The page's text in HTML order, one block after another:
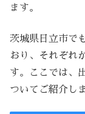
ます。
茨城県日立市で
おり、それぞれ
す。ここでは、
ついてご紹介し